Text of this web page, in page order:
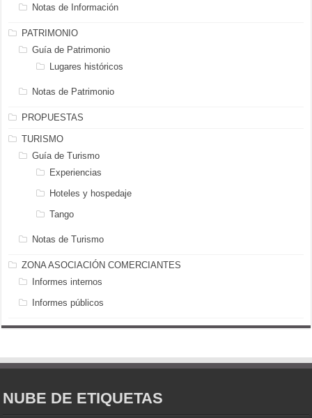
Notas de Información
PATRIMONIO
Guía de Patrimonio
Lugares históricos
Notas de Patrimonio
PROPUESTAS
TURISMO
Guía de Turismo
Experiencias
Hoteles y hospedaje
Tango
Notas de Turismo
ZONA ASOCIACIÓN COMERCIANTES
Informes internos
Informes públicos
NUBE DE ETIQUETAS